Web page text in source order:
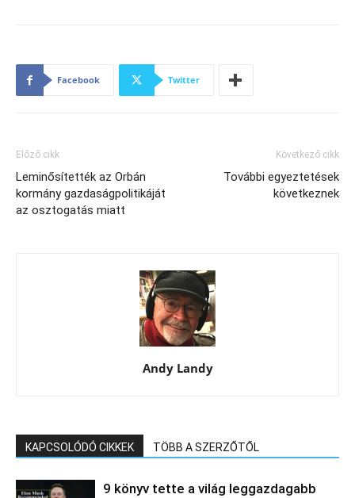
Facebook Twitter
Előző cikk
Leminősítették az Orbán
kormány gazdaságpolitikáját
az osztogatás miatt
Következő cikk
További egyeztetések
következnek
Andy Landy
KAPCSOLÓDÓ CIKKEK TÖBB A SZERZŐTŐL
9 könyv tette a világ leggazdagabb